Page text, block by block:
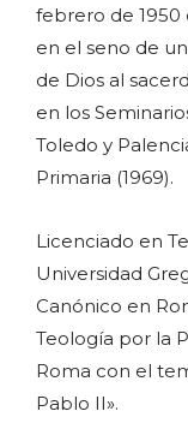
febrero de 1950
en el seno de
de Dios al
en los
Toledo y
Primaria (1969).
Licenciado en
Universidad
Canónico en
Teología por la
Roma con el
Pablo II».